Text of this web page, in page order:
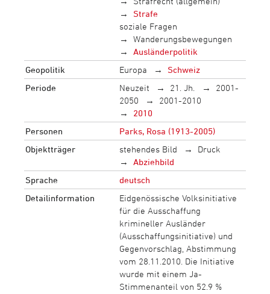
Strafe
soziale Fragen
Wanderungsbewegungen
Ausländerpolitik
Geopolitik
Europa
Schweiz
Periode
Neuzeit 21. Jh.
2001-
2050
2001-2010
2010
Personen
Parks, Rosa (1913-2005)
Objektträger
stehendes Bild
Druck
Abziehbild
Sprache
deutsch
Detailinformation
Eidgenössische Volksinitiative
für die Ausschaffung
krimineller Ausländer
(Ausschaffungsinitiative) und
Gegenvorschlag, Abstimmung
vom 28.11.2010. Die Initiative
wurde mit einem Ja-
Stimmenanteil von 52.9 %